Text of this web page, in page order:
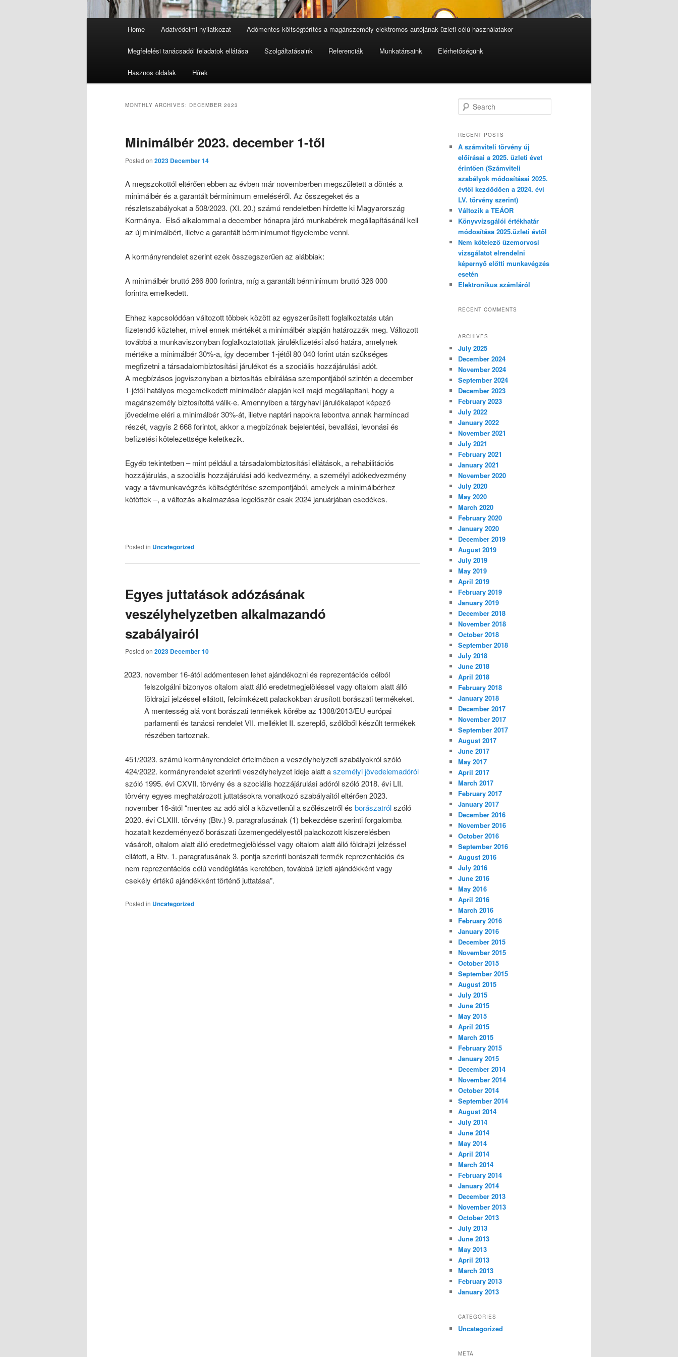
Skip
to
content
Skip
to
content
Home Adatvédelmi nyilatkozat Adómentes költségtérítés a magánszemély elektromos autójának üzleti célú használatakor
Megfelelési tanácsadói feladatok ellátása Szolgáltatásaink Referenciák Munkatársaink Elérhetőségünk
Hasznos oldalak Hírek
MONTHLY ARCHIVES: DECEMBER 2023
Minimálbér 2023. december 1-től
Posted on 2023 December 14
A megszokottól eltérően ebben az évben már novemberben megszületett a döntés a
minimálbér és a garantált bérminimum emeléséről. Az összegeket és a
részletszabályokat a 508/2023. (XI. 20.) számú rendeletben hirdette ki Magyarország
Kormánya. Első alkalommal a december hónapra járó munkabérek megállapításánál kell
az új minimálbért, illetve a garantált bérminimumot figyelembe venni.
A kormányrendelet szerint ezek összegszerűen az alábbiak:
A minimálbér bruttó 266 800 forintra, míg a garantált bérminimum bruttó 326 000
forintra emelkedett.
Ehhez kapcsolódóan változott többek között az egyszerűsített foglalkoztatás után
fizetendő közteher, mivel ennek mértékét a minimálbér alapján határozzák meg. Változott
továbbá a munkaviszonyban foglalkoztatottak járulékfizetési alsó határa, amelynek
mértéke a minimálbér 30%-a, így december 1-jétől 80 040 forint után szükséges
megfizetni a társadalombiztosítási járulékot és a szociális hozzájárulási adót.
A megbízásos jogviszonyban a biztosítás elbírálása szempontjából szintén a december
1-jétől hatályos megemelkedett minimálbér alapján kell majd megállapítani, hogy a
magánszemély biztosítottá válik-e. Amennyiben a tárgyhavi járulékalapot képező
jövedelme eléri a minimálbér 30%-át, illetve naptári napokra lebontva annak harmincad
részét, vagyis 2 668 forintot, akkor a megbízónak bejelentési, bevallási, levonási és
befizetési kötelezettsége keletkezik.
Egyéb tekintetben – mint például a társadalombiztosítási ellátások, a rehabilitációs
hozzájárulás, a szociális hozzájárulási adó kedvezmény, a személyi adókedvezmény
vagy a távmunkavégzés költségtérítése szempontjából, amelyek a minimálbérhez
kötöttek –, a változás alkalmazása legelőször csak 2024 januárjában esedékes.
Posted in Uncategorized
Egyes juttatások adózásának
veszélyhelyzetben alkalmazandó
szabályairól
Posted on 2023 December 10
november 16-ától adómentesen lehet ajándékozni és reprezentációs célból
felszolgálni bizonyos oltalom alatt álló eredetmegjelöléssel vagy oltalom alatt álló
földrajzi jelzéssel ellátott, felcímkézett palackokban árusított borászati termékeket.
A mentesség alá vont borászati termékek körébe az 1308/2013/EU európai
parlamenti és tanácsi rendelet VII. melléklet II. szereplő, szőlőből készült termékek
részében tartoznak.
451/2023. számú kormányrendelet értelmében a veszélyhelyzeti szabályokról szóló
424/2022. kormányrendelet szerinti veszélyhelyzet ideje alatt aszemélyi jövedelemadóról
szóló 1995. évi CXVII. törvény és a szociális hozzájárulási adóról szóló 2018. évi LII.
törvény egyes meghatározott juttatásokra vonatkozó szabályaitól eltérően 2023.
november 16-ától “mentes az adó alól a közvetlenül a szőlészetről és borászatrólszóló
2020. évi CLXIII. törvény (Btv.) 9. paragrafusának (1) bekezdése szerinti forgalomba
hozatalt kezdeményező borászati üzemengedélyestől palackozott kiszerelésben
vásárolt, oltalom alatt álló eredetmegjelöléssel vagy oltalom alatt álló földrajzi jelzéssel
ellátott, a Btv. 1. paragrafusának 3. pontja szerinti borászati termék reprezentációs és
nem reprezentációs célú vendéglátás keretében, továbbá üzleti ajándékként vagy
csekély értékű ajándékként történő juttatása”.
Posted in Uncategorized
e
r
h
RECENT POSTS
A számviteli törvény új
előírásai a 2025. üzleti évet
érintően (Számviteli
szabályok módosításai 2025.
évtől kezdődően a 2024. évi
LV. törvény szerint)
Változik a TEÁOR
Könyvvizsgálói értékhatár
módosítása 2025.üzleti évtől
Nem kötelező üzemorvosi
vizsgálatot elrendelni
képernyő előtti munkavégzés
esetén
Elektronikus számláról
RECENT COMMENTS
ARCHIVES
July 2025
December 2024
November 2024
September 2024
December 2023
February 2023
July 2022
January 2022
November 2021
July 2021
February 2021
January 2021
November 2020
July 2020
May 2020
March 2020
February 2020
January 2020
December 2019
August 2019
July 2019
May 2019
April 2019
February 2019
January 2019
December 2018
November 2018
October 2018
September 2018
July 2018
June 2018
April 2018
February 2018
January 2018
December 2017
November 2017
September 2017
August 2017
June 2017
May 2017
April 2017
March 2017
February 2017
January 2017
December 2016
November 2016
October 2016
September 2016
August 2016
July 2016
June 2016
May 2016
April 2016
March 2016
February 2016
January 2016
December 2015
November 2015
October 2015
September 2015
August 2015
July 2015
June 2015
May 2015
April 2015
March 2015
February 2015
January 2015
December 2014
November 2014
October 2014
September 2014
August 2014
July 2014
June 2014
May 2014
April 2014
March 2014
February 2014
January 2014
December 2013
November 2013
October 2013
July 2013
June 2013
May 2013
April 2013
March 2013
February 2013
January 2013
CATEGORIES
Uncategorized
META